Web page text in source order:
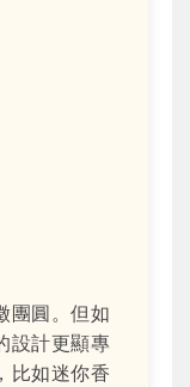
團圓。但如
設計更顯專
比如迷你香